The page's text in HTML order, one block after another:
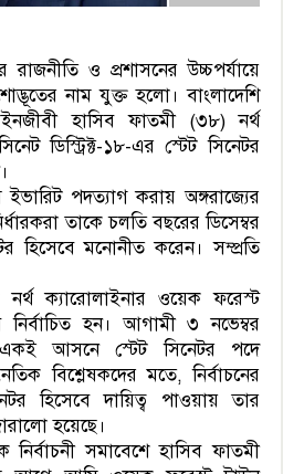
রাজনীতি ও প্রশাসনের উচ্চপর্যায়ে
নাম যুক্ত হলো। বাংলাদেশি
হাসিব ফাতমী (৩৮) নর্থ
ডিস্ট্রিক্ট-১৮-এর স্টেট সিনেটর
পদত্যাগ করায় অঙ্গরাজ্যের
তাকে চলতি বছরের ডিসেম্বর
হিসেবে মনোনীত করেন। সম্প্রতি
ক্যারোলাইনার ওয়েক ফরেস্ট
নির্বাচিত হন। আগামী ৩ নভেম্বর
একই আসনে স্টেট সিনেটর পদে
বিশ্লেষকদের মতে, নির্বাচনের
হিসেবে দায়িত্ব পাওয়ায় তার
হয়েছে।
সমাবেশে হাসিব ফাতমী